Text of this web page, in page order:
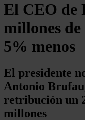
El CEO de
millones de
5% menos
El presidente
Antonio
retribución un
millones